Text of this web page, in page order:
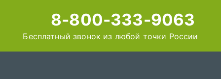
8-800-333-9063
Бесплатный звонок из любой точки России